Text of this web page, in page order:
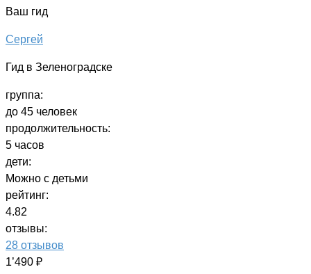
Ваш гид
Сергей
Гид в Зеленоградске
группа:
до 45 человек
продолжительность:
5 часов
дети:
Можно с детьми
рейтинг:
4.82
отзывы:
28 отзывов
1’490 ₽